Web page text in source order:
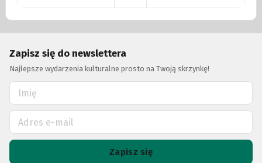
Zapisz się do newslettera
Najlepsze wydarzenia kulturalne prosto na Twoją skrzynkę!
Zapisz się